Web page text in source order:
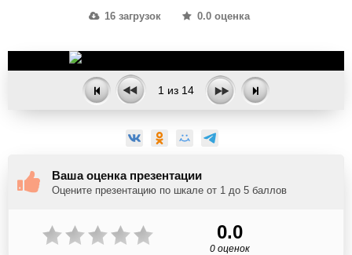
16 загрузок 0.0 оценка
1 из 14
Ваша оценка презентации
Оцените презентацию по шкале от 1 до 5 баллов
0.0
0 оценок